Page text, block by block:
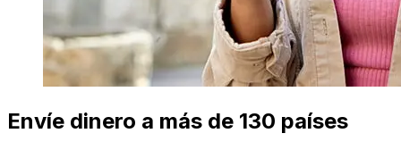
Envíe dinero a más de 130 países